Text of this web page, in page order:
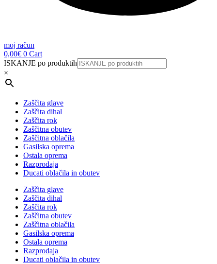
moj račun
0,00€ 0 Cart
ISKANJE po produktih
×
Zaščita glave
Zaščita dihal
Zaščita rok
Zaščitna obutev
Zaščitna oblačila
Gasilska oprema
Ostala oprema
Razprodaja
Ducati oblačila in obutev
Zaščita glave
Zaščita dihal
Zaščita rok
Zaščitna obutev
Zaščitna oblačila
Gasilska oprema
Ostala oprema
Razprodaja
Ducati oblačila in obutev